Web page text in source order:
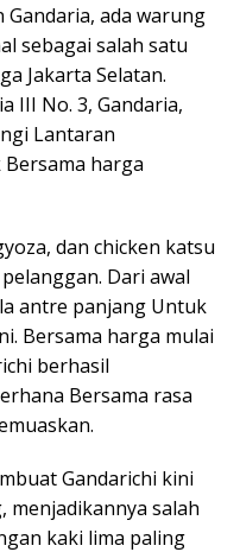
ada warung
sebagai salah satu
Jakarta Selatan.
III No. 3, Gandaria,
Lantaran
harga
dan chicken katsu
Dari awal
antre panjang Untuk
Bersama harga mulai
berhasil
Bersama rasa
Gandarichi kini
menjadikannya salah
kaki lima paling